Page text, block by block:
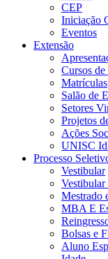
CEP
Iniciação
Eventos
Extensão
Cursos
Matrículas
Salão de
Setores
Projetos
Ações
UNISC
Processo
Vestibular
Mestrado
MBA E
Bolsas e
Aluno